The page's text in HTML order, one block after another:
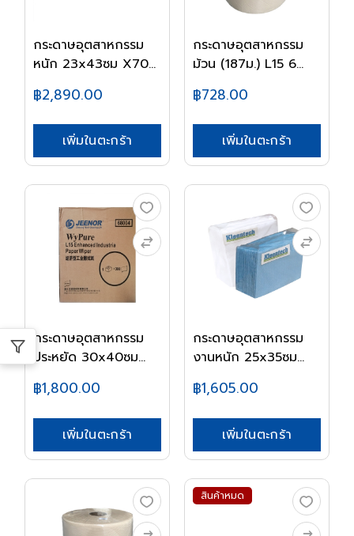
กระดาษอุตสาหกรรม
หนัก 23x43ซม X70
฿2,890.00
เพิ่มในตะกร้า
กระดาษอุตสาหกรรม
ม้วน (187ม.) L15 6...
฿728.00
เพิ่มในตะกร้า
กระดาษอุตสาหกรรม
ประหยัด 30x40ซม
฿1,800.00
เพิ่มในตะกร้า
กระดาษอุตสาหกรรม
งานหนัก 25x35ซม
฿1,605.00
เพิ่มในตะกร้า
สินค้าหมด